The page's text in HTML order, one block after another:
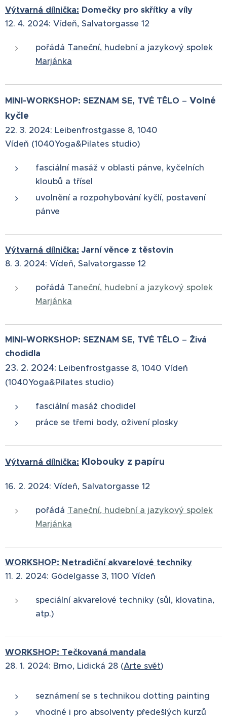
Výtvarná dílnička: Domečky pro skřítky a víly
12. 4. 2024: Vídeň, Salvatorgasse 12
pořádá Taneční, hudební a jazykový spolek
Marjánka
MINI-WORKSHOP: SEZNAM SE, TVÉ TĚLO –⁠⁠⁠⁠⁠⁠ Volné
kyčle
22. 3. 2024: Leibenfrostgasse 8, 1040
Vídeň (1040Yoga&Pilates studio)
fasciální masáž v oblasti pánve, kyčelních
kloubů a třísel
uvolnění a rozpohybování kyčlí, postavení
pánve
Výtvarná dílnička: Jarní věnce z těstovin
8. 3. 2024: Vídeň, Salvatorgasse 12
pořádá Taneční, hudební a jazykový spolek
Marjánka
MINI-WORKSHOP: SEZNAM SE, TVÉ TĚLO –⁠⁠⁠⁠⁠⁠ Živá
chodidla
23. 2. 2024: Leibenfrostgasse 8, 1040 Vídeň
(1040Yoga&Pilates studio)
fasciální masáž chodidel
práce se třemi body, oživení plosky
Výtvarná dílnička: Klobouky z papíru
16. 2. 2024: Vídeň, Salvatorgasse 12
pořádá Taneční, hudební a jazykový spolek
Marjánka
WORKSHOP: Netradiční akvarelové techniky
11. 2. 2024: Gödelgasse 3, 1100 Vídeň
speciální akvarelové techniky (sůl, klovatina,
atp.)
WORKSHOP: Tečkovaná mandala
28. 1. 2024: Brno, Lidická 28 (Arte svět)⁠
seznámení se s technikou dotting painting
vhodné i pro absolventy předešlých kurzů